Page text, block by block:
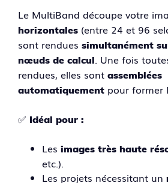
Le MultiBand découpe votre
horizontales (entre 24 et 96
sont rendues simultanément
nœuds de calcul. Une fois
rendues, elles sont assemblées
automatiquement pour former
✅ Idéal pour :
Les images très haute
etc.).
Les projets nécessitant un